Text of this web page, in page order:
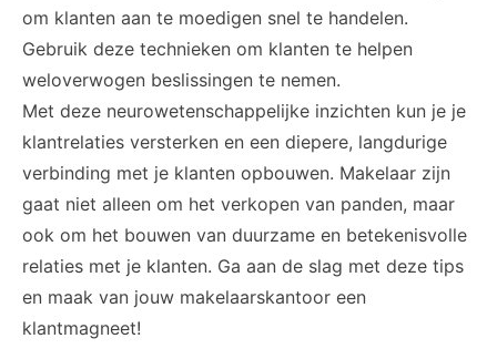
om klanten aan te moedigen snel te handelen.
Gebruik deze technieken om klanten te helpen
weloverwogen beslissingen te nemen.
Met deze neurowetenschappelijke inzichten kun je je
klantrelaties versterken en een diepere, langdurige
verbinding met je klanten opbouwen. Makelaar zijn
gaat niet alleen om het verkopen van panden, maar
ook om het bouwen van duurzame en betekenisvolle
relaties met je klanten. Ga aan de slag met deze tips
en maak van jouw makelaarskantoor een
klantmagneet!